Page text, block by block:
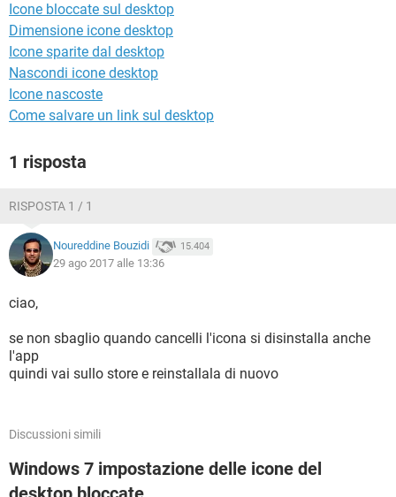
Icone bloccate sul desktop
Dimensione icone desktop
Icone sparite dal desktop
Nascondi icone desktop
Icone nascoste
Come salvare un link sul desktop
1 risposta
RISPOSTA 1 / 1
Noureddine Bouzidi 15.404
29 ago 2017 alle 13:36
ciao,
se non sbaglio quando cancelli l'icona si disinstalla anche
l'app
quindi vai sullo store e reinstallala di nuovo
Discussioni simili
Windows 7 impostazione delle icone del